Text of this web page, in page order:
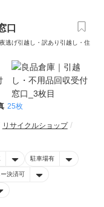
口
逃げ引越し・訳あり引越し・住
25枚
リサイクルショップ
駐車場有
決済可